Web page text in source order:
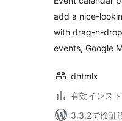
add a nice-
with drag-n-
events, Google
dhtmlx
有効インス
3.3.2で検証